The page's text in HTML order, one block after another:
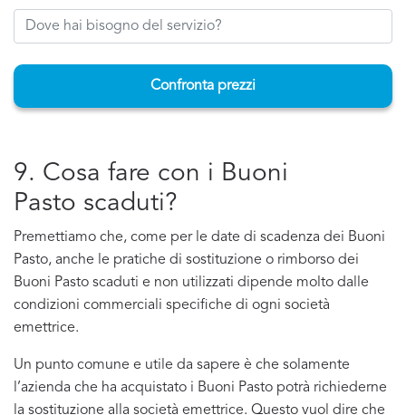
Confronta prezzi
9. Cosa fare con i Buoni
Pasto scaduti?
Premettiamo che, come per le date di scadenza dei Buoni
Pasto, anche le pratiche di sostituzione o rimborso dei
Buoni Pasto scaduti e non utilizzati dipende molto dalle
condizioni commerciali specifiche di ogni società
emettrice.
Un punto comune e utile da sapere è che solamente
l’azienda che ha acquistato i Buoni Pasto potrà richiederne
la sostituzione alla società emettrice. Questo vuol dire che